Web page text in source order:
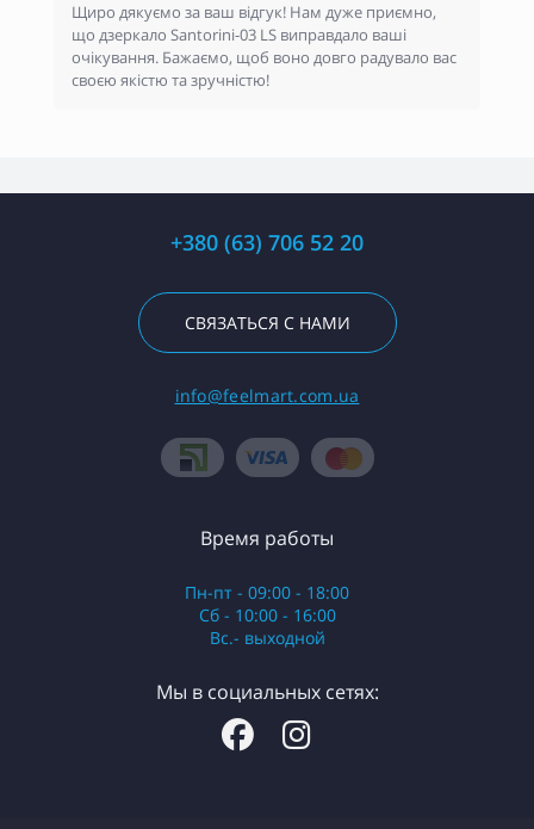
Щиро дякуємо за ваш відгук! Нам дуже приємно,
що дзеркало Santorini-03 LS виправдало ваші
очікування. Бажаємо, щоб воно довго радувало вас
своєю якістю та зручністю!
+380 (63) 706 52 20
СВЯЗАТЬСЯ С НАМИ
info@feelmart.com.ua
Время работы
Пн-пт - 09:00 - 18:00
Сб - 10:00 - 16:00
Вс.- выходной
Мы в социальных сетях: